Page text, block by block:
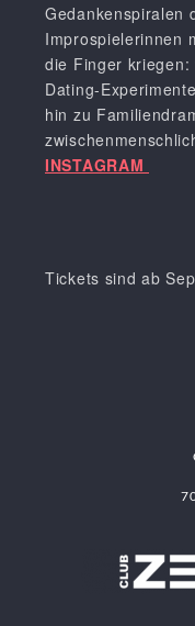
Gedankenspiralen
Improspielerinnen
die Finger kriegen:
Dating-
hin zu
INSTAGRAM
Tickets sind ab